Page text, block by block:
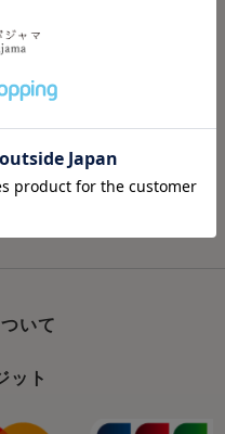
ります。 翌営業日以降
いて
ット